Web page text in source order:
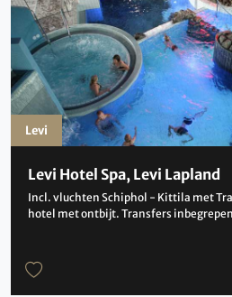
Levi Hotel Spa, Levi Lapland
Incl. vluchten Schiphol - Kittila met
hotel met ontbijt. Transfers
Levi